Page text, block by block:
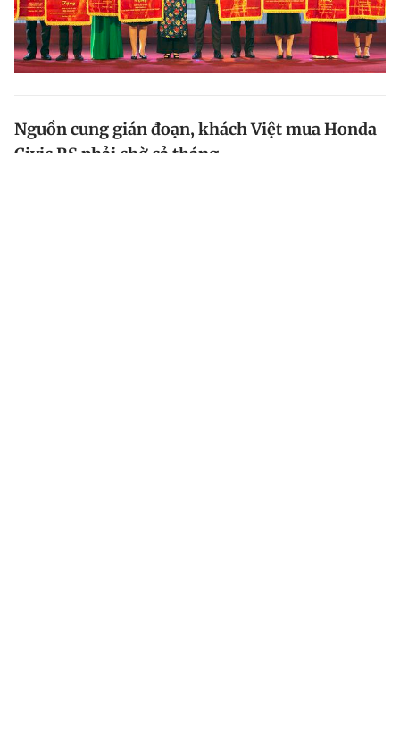
Nguồn cung gián đoạn, khách Việt mua Honda
Civic RS phải chờ cả tháng